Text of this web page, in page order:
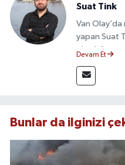
Suat Tink
Van
yapan Suat
olmak
mezunu
doğruluk,
Devam Et
Bunlar da ilginizi